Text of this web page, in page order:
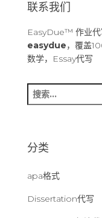
联系我们
EasyDue™ 作业代
easydue，覆盖
数学，Essay代写
搜
索
分类
apa格式
Dissertation代写